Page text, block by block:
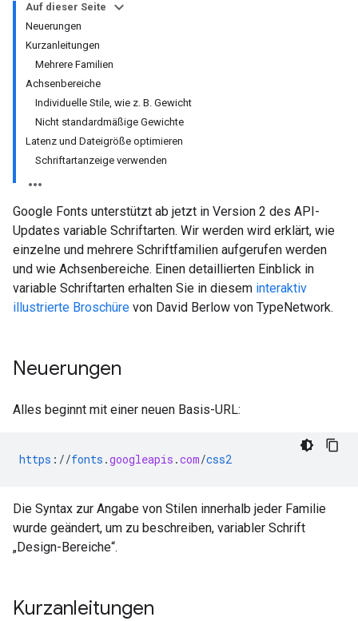
Auf dieser Seite
Neuerungen
Kurzanleitungen
Mehrere Familien
Achsenbereiche
Individuelle Stile, wie z. B. Gewicht
Nicht standardmäßige Gewichte
Latenz und Dateigröße optimieren
Schriftartanzeige verwenden
Google Fonts unterstützt ab jetzt in Version 2 des API-
Updates variable Schriftarten. Wir werden wird erklärt, wie
einzelne und mehrere Schriftfamilien aufgerufen werden
und wie Achsenbereiche. Einen detaillierten Einblick in
variable Schriftarten erhalten Sie in diesem interaktiv
illustrierte Broschüre von David Berlow von TypeNetwork.
Neuerungen
Alles beginnt mit einer neuen Basis-URL:
https ://fonts .googleapis .com/css2
Die Syntax zur Angabe von Stilen innerhalb jeder Familie
wurde geändert, um zu beschreiben, variabler Schrift
„Design-Bereiche“.
Kurzanleitungen